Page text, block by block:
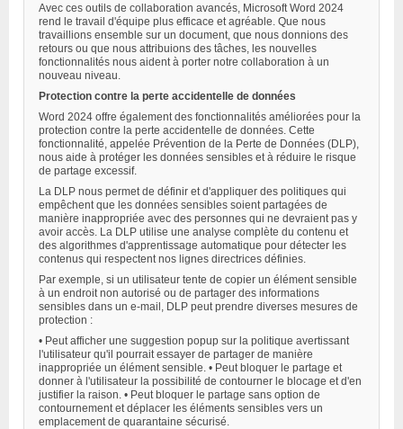
Avec ces outils de collaboration avancés, Microsoft Word 2024
rend le travail d'équipe plus efficace et agréable. Que nous
travaillions ensemble sur un document, que nous donnions des
retours ou que nous attribuions des tâches, les nouvelles
fonctionnalités nous aident à porter notre collaboration à un
nouveau niveau.
Protection contre la perte accidentelle de données
Word 2024 offre également des fonctionnalités améliorées pour la
protection contre la perte accidentelle de données. Cette
fonctionnalité, appelée Prévention de la Perte de Données (DLP),
nous aide à protéger les données sensibles et à réduire le risque
de partage excessif.
La DLP nous permet de définir et d'appliquer des politiques qui
empêchent que les données sensibles soient partagées de
manière inappropriée avec des personnes qui ne devraient pas y
avoir accès. La DLP utilise une analyse complète du contenu et
des algorithmes d'apprentissage automatique pour détecter les
contenus qui respectent nos lignes directrices définies.
Par exemple, si un utilisateur tente de copier un élément sensible
à un endroit non autorisé ou de partager des informations
sensibles dans un e-mail, DLP peut prendre diverses mesures de
protection :
• Peut afficher une suggestion popup sur la politique avertissant
l'utilisateur qu'il pourrait essayer de partager de manière
inappropriée un élément sensible. • Peut bloquer le partage et
donner à l'utilisateur la possibilité de contourner le blocage et d'en
justifier la raison. • Peut bloquer le partage sans option de
contournement et déplacer les éléments sensibles vers un
emplacement de quarantaine sécurisé.